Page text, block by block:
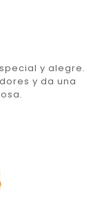
y alegre.
y da una